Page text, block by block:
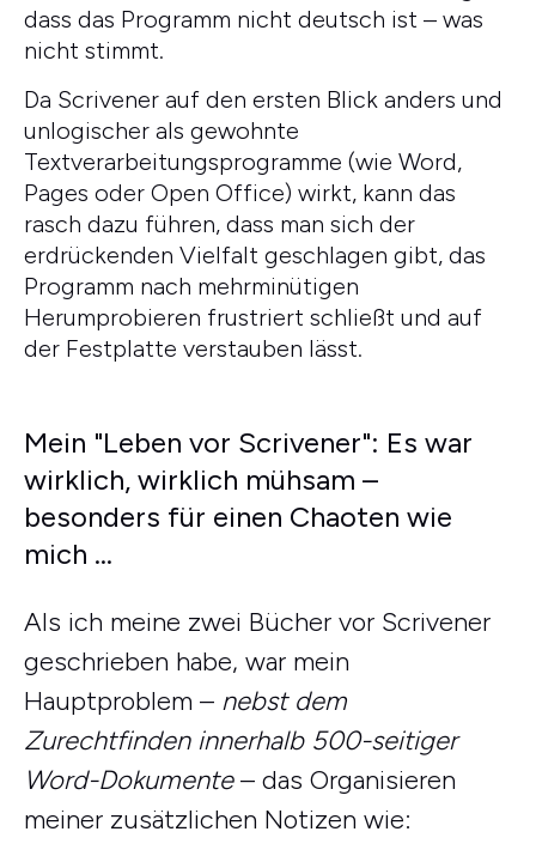
dass das Programm nicht deutsch ist – was
nicht stimmt.
Da Scrivener auf den ersten Blick anders und
unlogischer als gewohnte
Textverarbeitungsprogramme (wie Word,
Pages oder Open Office) wirkt, kann das
rasch dazu führen, dass man sich der
erdrückenden Vielfalt geschlagen gibt, das
Programm nach mehrminütigen
Herumprobieren frustriert schließt und auf
der Festplatte verstauben lässt.
Mein "Leben vor Scrivener": Es war
wirklich, wirklich mühsam –
besonders für einen Chaoten wie
mich …
Als ich meine zwei Bücher vor Scrivener
geschrieben habe, war mein
Hauptproblem – nebst dem
Zurechtfinden innerhalb 500-seitiger
Word-Dokumente– das Organisieren
meiner zusätzlichen Notizen wie: